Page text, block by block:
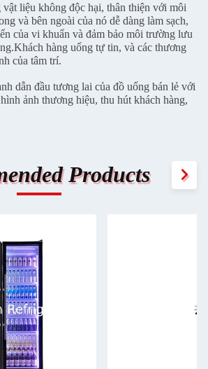
liệu không độc hại, thân thiện với môi
và bên ngoài của nó dễ dàng làm sạch,
của vi khuẩn và đảm bảo môi trường lưu
hàng uống tự tin, và các thương
của tâm trí.
dẫn đầu tương lai của đồ uống bán lẻ với
ảnh thương hiệu, thu hút khách hàng,
Products